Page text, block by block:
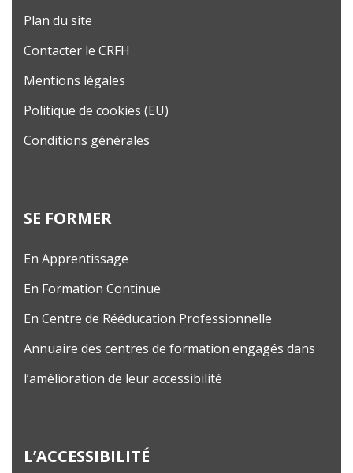
Plan du site
Contacter le CRFH
Mentions légales
Politique de cookies (EU)
Conditions générales
SE FORMER
En Apprentissage
En Formation Continue
En Centre de Rééducation Professionnelle
Annuaire des centres de formation engagés dans
l’amélioration de leur accessibilité
L’ACCESSIBILITÉ